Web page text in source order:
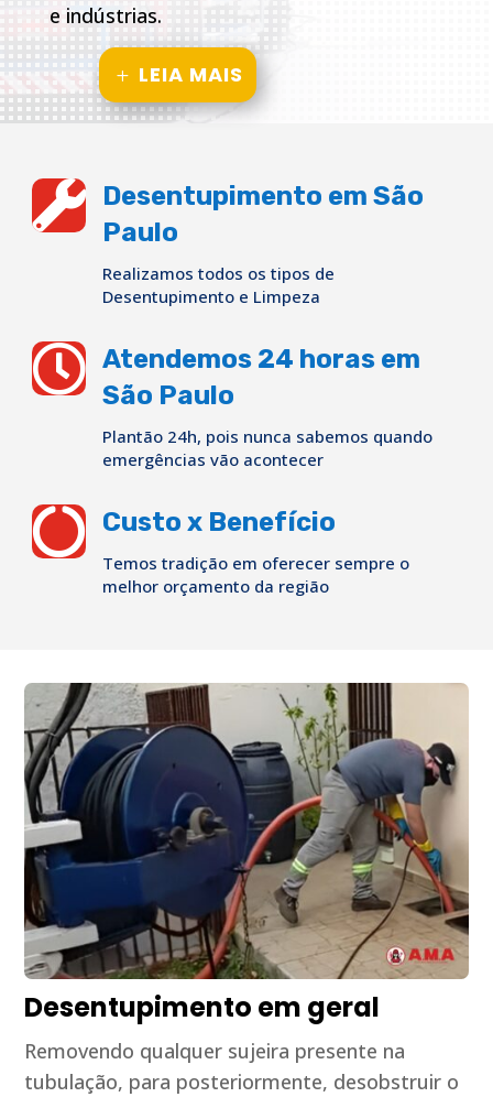
e indústrias.
LEIA MAIS

Desentupimento em São
Paulo
Realizamos todos os tipos de
Desentupimento e Limpeza
 Atendemos 24 horas em
São Paulo
Plantão 24h, pois nunca sabemos quando
emergências vão acontecer
 Custo x Benefício
Temos tradição em oferecer sempre o
melhor orçamento da região
Desentupimento em geral
Removendo qualquer sujeira presente na
tubulação, para posteriormente, desobstruir o